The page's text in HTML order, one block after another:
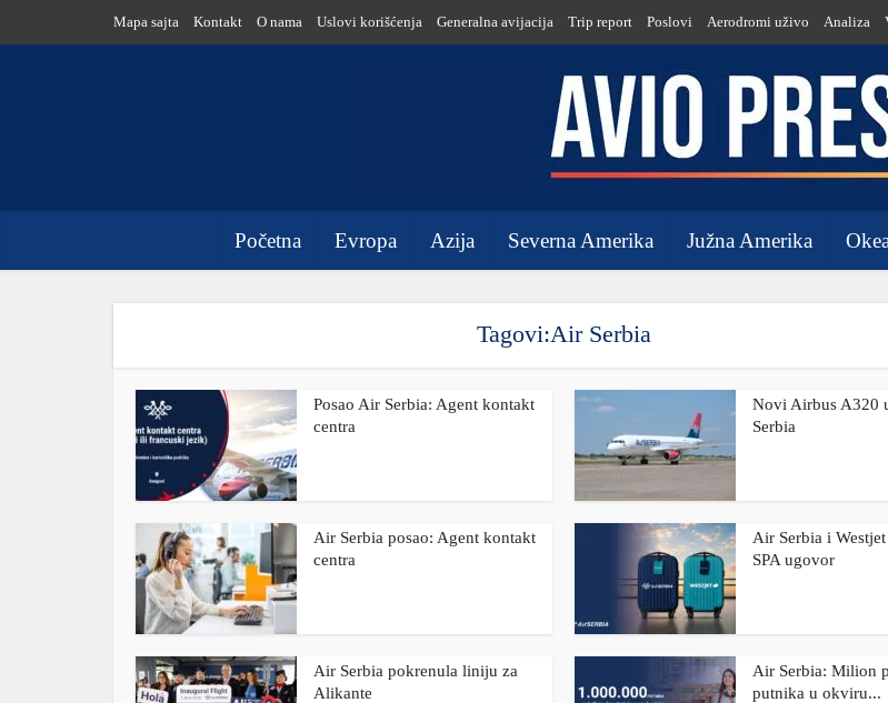
Mapa sajta Kontakt O nama Uslovi korišćenja Generalna avijacija Trip report Poslovi Aerodromi uživo Analiza
Početna Evropa Azija Severna Amerika Južna Amerika
Tagovi:Air Serbia
Posao Air Serbia: Agent kontakt
centra
Novi Airbus A320
Serbia
Air Serbia posao: Agent kontakt
centra
Air Serbia i
SPA ugovor
Air Serbia pokrenula liniju za
Alikante
Air Serbia: Milion
putnika u okviru...